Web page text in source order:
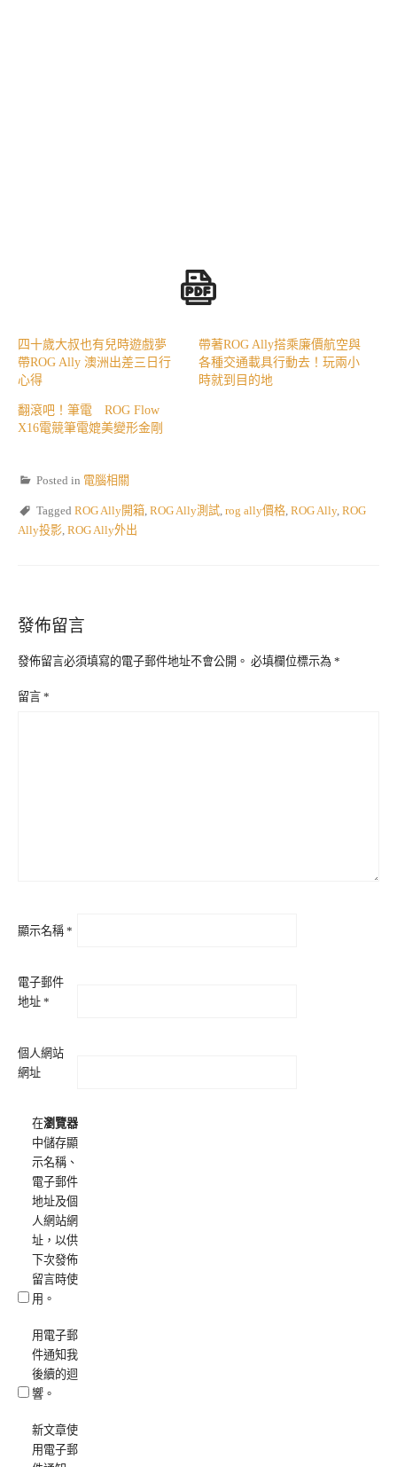
四十歲大叔也有兒時遊戲夢
帶ROG Ally 澳洲出差三日行
心得
帶著ROG Ally搭乘廉價航空與
各種交通載具行動去！玩兩小
時就到目的地
翻滾吧！筆電 ROG Flow
X16電競筆電媲美變形金剛
Posted in 電腦相關
Tagged ROG Ally開箱 ROG Ally測試 rog ally價格 ROG Ally, ROG
Ally投影 ROG Ally外出
發佈留言
發佈留言必須填寫的電子郵件地址不會公開。 必填欄位標示為 *
留言 *
顯示名稱 *
電子郵件
地址 *
個人網站
網址
在瀏覽器
中儲存顯
示名稱、
電子郵件
地址及個
人網站網
址，以供
下次發佈
留言時使
用。
用電子郵
件通知我
後續的迴
響。
新文章使
用電子郵